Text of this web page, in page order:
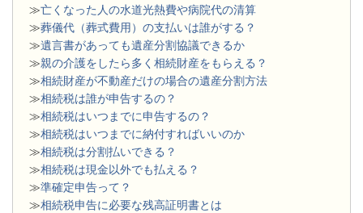
≫亡くなった人の水道光熱費や病院代の清算
≫葬儀代（葬式費用）の支払いは誰がする？
≫遺言書があっても遺産分割協議できるか
≫親の介護をしたら多く相続財産をもらえる？
≫相続財産が不動産だけの場合の遺産分割方法
≫相続税は誰が申告するの？
≫相続税はいつまでに申告するの？
≫相続税はいつまでに納付すればいいのか
≫相続税は分割払いできる？
≫相続税は現金以外でも払える？
≫準確定申告って？
≫相続税申告に必要な残高証明書とは